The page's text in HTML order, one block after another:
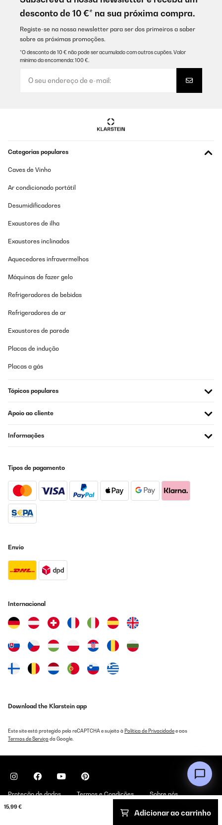
15,99 €
Adicionar ao carrinho
desconto de 10 €* na sua próxima compra.
Registe-se na nossa newsletter para ser dos primeiros a saber
sobre as próximas promoções.
*O desconto de 10 € não pode ser acumulado com outros cupões. Valor
mínimo da encomenda: 100 €.
Categorias populares
Caves de Vinho
Ar condicionado portátil
Desumidificadores
Exaustores de ilha
Exaustores inclinados
Aquecedores infravermelhos
Máquinas de fazer gelo
Refrigeradores de bebidas
Refrigeradores de ar
Exaustores de parede
Placas de indução
Placas a gás
Tópicos populares
Apoio ao cliente
Informações
Tipos de pagamento
Envio
Internacional
Download the Klarstein app
Este site está protegido pelo reCAPTCHA e sujeito à Política de Privacidadee aos
Termos de Serviçoda Google.
Proteção de dados Termos e Condições Sobre nós
Copyright © 2026 Klarstein. All rights reserved